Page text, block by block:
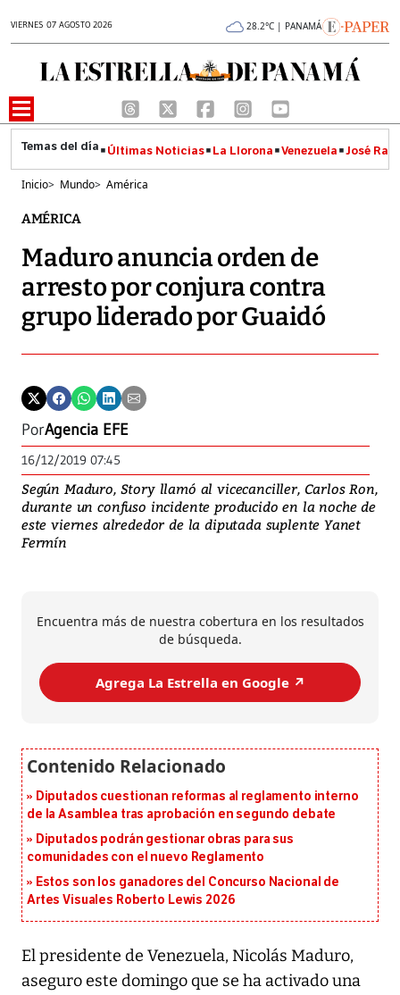
VIERNES 07 AGOSTO 2026 28.2°C | PANAMÁ
Últimas Noticias La Llorona Venezuela José
Inicio> Mundo> América
AMÉRICA
Maduro anuncia orden de
arresto por conjura contra
grupo liderado por Guaidó
PorAgencia EFE
16/12/2019 07:45
Según Maduro, Story llamó al vicecanciller, Carlos Ron,
durante un confuso incidente producido en la noche de
este viernes alrededor de la diputada suplente Yanet
Fermín
Encuentra más de nuestra cobertura en los resultados
de búsqueda.
Agrega La Estrella en Google ↗️
Diputados cuestionan reformas al reglamento interno
de la Asamblea tras aprobación en segundo debate
Diputados podrán gestionar obras para sus
comunidades con el nuevo Reglamento
Estos son los ganadores del Concurso Nacional de
Artes Visuales Roberto Lewis 2026
El presidente de Venezuela, Nicolás Maduro,
aseguro este domingo que se ha activado una